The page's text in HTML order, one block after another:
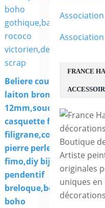
Beliere coupelle
laiton bronze
12mm,soucoupe
casquette fleur
filigrane,collage
pierre perle
fimo,diy bijou
pendentif
breloque,bobo
boho
FRANCE
Boutique
Artiste
originales
uniques en
Association